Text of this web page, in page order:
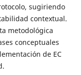
sugiriendo
contextual.
metodológica
conceptuales
de EC